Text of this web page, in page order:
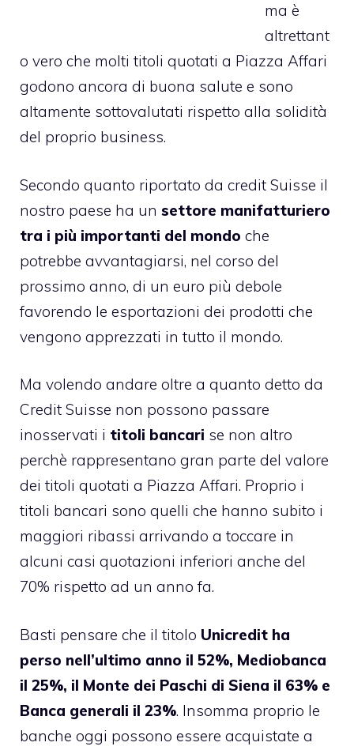
ma è
altrettant
o vero che molti titoli quotati a Piazza Affari
godono ancora di buona salute e sono
altamente sottovalutati rispetto alla solidità
del proprio business.
Secondo quanto riportato da credit Suisse il
nostro paese ha un settore manifatturiero
tra i più importanti del mondo che
potrebbe avvantagiarsi, nel corso del
prossimo anno, di un euro più debole
favorendo le esportazioni dei prodotti che
vengono apprezzati in tutto il mondo.
Ma volendo andare oltre a quanto detto da
Credit Suisse non possono passare
inosservati i titoli bancari se non altro
perchè rappresentano gran parte del valore
dei titoli quotati a Piazza Affari. Proprio i
titoli bancari sono quelli che hanno subito i
maggiori ribassi arrivando a toccare in
alcuni casi quotazioni inferiori anche del
70% rispetto ad un anno fa.
Basti pensare che il titolo Unicredit ha
perso nell’ultimo anno il 52%, Mediobanca
il 25%, il Monte dei Paschi di Siena il 63% e
Banca generali il 23%. Insomma proprio le
banche oggi possono essere acquistate a